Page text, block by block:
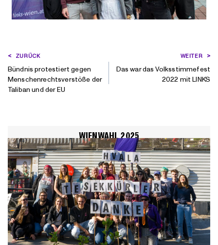
BEITRAGSNAVIGATION
ZURÜCK
Bündnis protestiert gegen
Menschenrechtsverstöße der
Taliban und der EU
WEITER
Das war das Volksstimmefest
2022 mit LINKS
WIENWAHL 2025